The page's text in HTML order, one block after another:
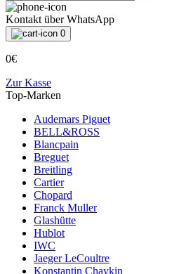
Kontakt über WhatsApp
0
0€
Zur Kasse
Top-Marken
Audemars Piguet
BELL&ROSS
Blancpain
Breguet
Breitling
Cartier
Chopard
Franck Muller
Glashütte
Hublot
IWC
Jaeger LeCoultre
Konstantin Chaykin